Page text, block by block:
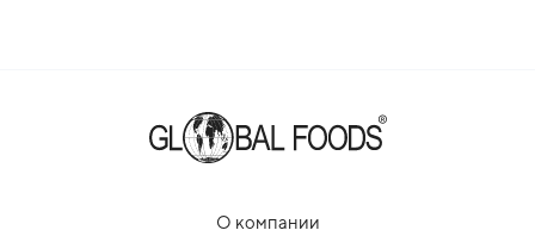
О компании